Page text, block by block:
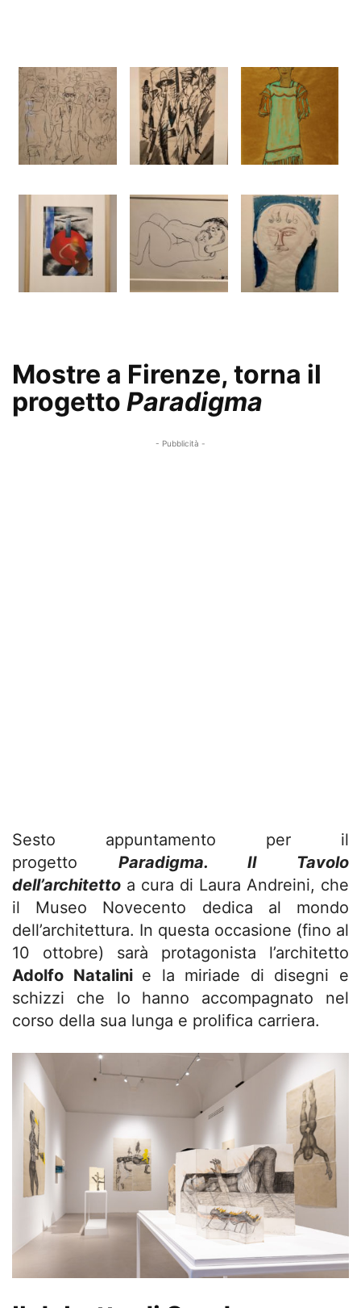
Mostre a Firenze, torna il
progetto Paradigma
- Pubblicità -
Sesto appuntamento per il
progetto Paradigma. Il Tavolo
dell’architetto a cura di Laura Andreini, che
il Museo Novecento dedica al mondo
dell’architettura. In questa occasione (fino al
10 ottobre) sarà protagonista l’architetto
Adolfo Natalini e la miriade di disegni e
schizzi che lo hanno accompagnato nel
corso della sua lunga e prolifica carriera.